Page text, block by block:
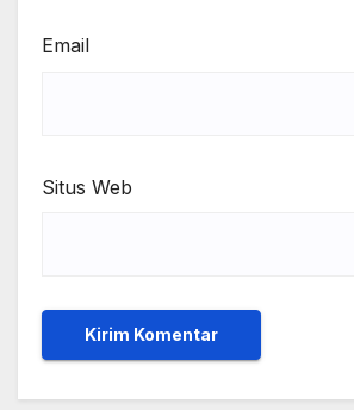
Email
Situs Web